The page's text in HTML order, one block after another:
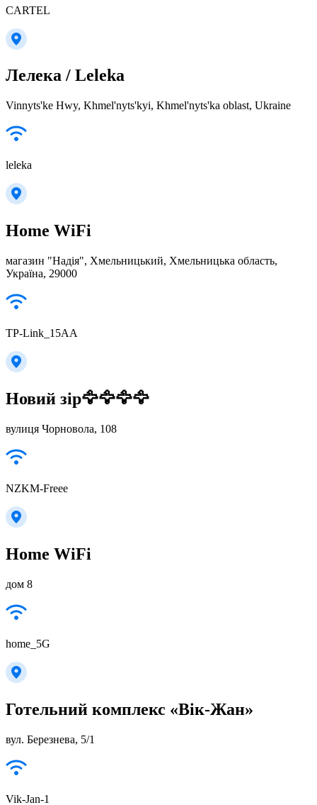
CARTEL
Лелека / Leleka
Vinnyts'ke Hwy, Khmel'nyts'kyi, Khmel'nyts'ka oblast, Ukraine
leleka
Home WiFi
магазин "Надія", Хмельницький, Хмельницька область,
Україна, 29000
TP-Link_15AA
Новий зір🦅🦅🦅🦅
вулиця Чорновола, 108
NZKM-Freee
Home WiFi
дом 8
home_5G
Готельний комплекс «Вік-Жан»
вул. Березнева, 5/1
Vik-Jan-1